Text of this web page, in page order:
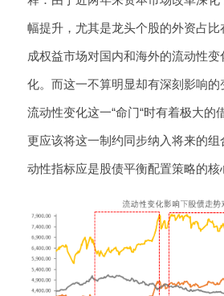
幅提升，尤其是龙头个股的外资占
成权益市场对国内和海外的流动性
化。而这一不算明显却有深刻影响
流动性变化这一“命门“时有着极大的
更应该将这一制约同步纳入将来的
动性指标应是股债平衡配置策略的核